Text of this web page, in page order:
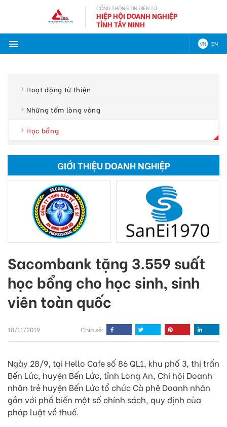
CỔNG THÔNG TIN ĐIỆN TỬ
HIỆP HỘI DOANH NGHIỆP
TỈNH TÂY NINH
VN EN
Hoạt động từ thiện
Những tấm lòng vàng
Học bổng
GIỚI THIỆU DOANH NGHIỆP
Sacombank tặng 3.559 suất
học bổng cho học sinh, sinh
viên toàn quốc
18/11/2019 Chia sẻ:
Ngày 28/9, tại Hello Cafe số 86 QL1, khu phố 3, thị trấn
Bến Lức, huyện Bến Lức, tỉnh Long An, Chi hội Doanh
nhân trẻ huyện Bến Lức tổ chức Cà phê Doanh nhân
gắn với phổ biến một số chính sách, quy định của
pháp luật về thuế.